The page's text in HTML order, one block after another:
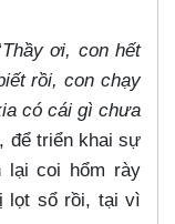
Thầy ơi, con hết
rồi, con chạy
có cái gì chưa
để triển khai sự
lại coi hổm rày
lọt sổ rồi, tại vì